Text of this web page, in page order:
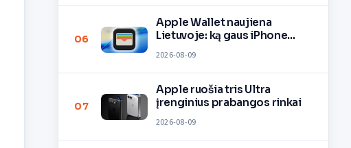
06
Apple Wallet naujiena
Lietuvoje: ką gaus iPhone
2026-08-09
07
Apple ruošia tris Ultra
įrenginius prabangos rinkai
2026-08-09